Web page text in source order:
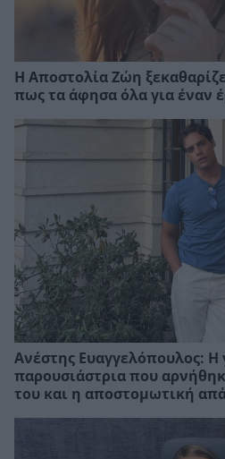
Η Αποστολία Ζώη
πως τα άφησα όλα για έναν
Ανέστης Ευαγγελόπουλος: Η
παρουσιάστρια που
του και η αποστομωτική